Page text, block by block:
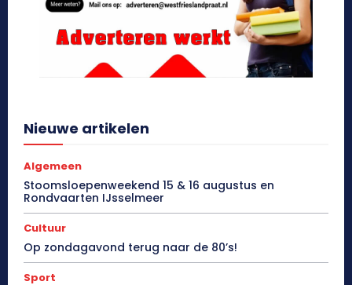
Nieuwe artikelen
Algemeen
Stoomsloepenweekend 15 & 16 augustus en
Rondvaarten IJsselmeer
Cultuur
Op zondagavond terug naar de 80’s!
Sport